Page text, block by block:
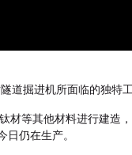
掘进机所面临的独特
等其他材料进行建造
仍在生产。